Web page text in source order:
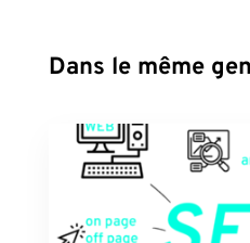
Dans le même